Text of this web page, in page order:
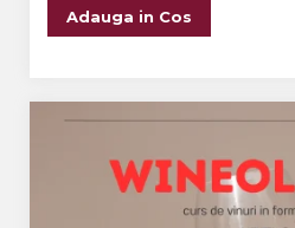
Adauga in Cos